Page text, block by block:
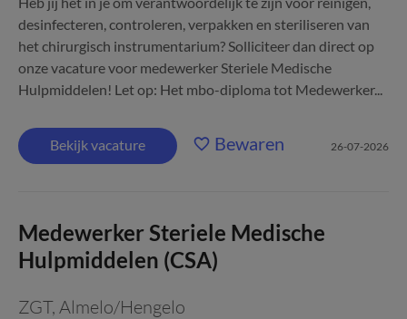
desinfecteren, controleren, verpakken en steriliseren van
het chirurgisch instrumentarium? Solliciteer dan direct op
onze vacature voor medewerker Steriele Medische
Hulpmiddelen! Let op: Het mbo-diploma tot Medewerker...
Bekijk vacature Bewaren 26-07-2026
Medewerker Steriele Medische
Hulpmiddelen (CSA)
ZGT, Almelo/Hengelo